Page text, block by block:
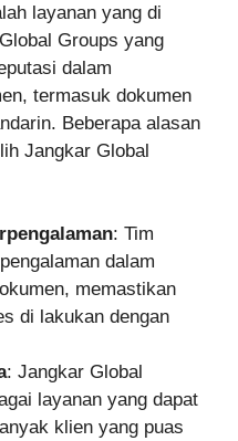
layanan yang di
Groups yang
dalam
termasuk dokumen
Beberapa alasan
Jangkar Global
: Tim
dalam
memastikan
di lakukan dengan
: Jangkar Global
layanan yang dapat
klien yang puas